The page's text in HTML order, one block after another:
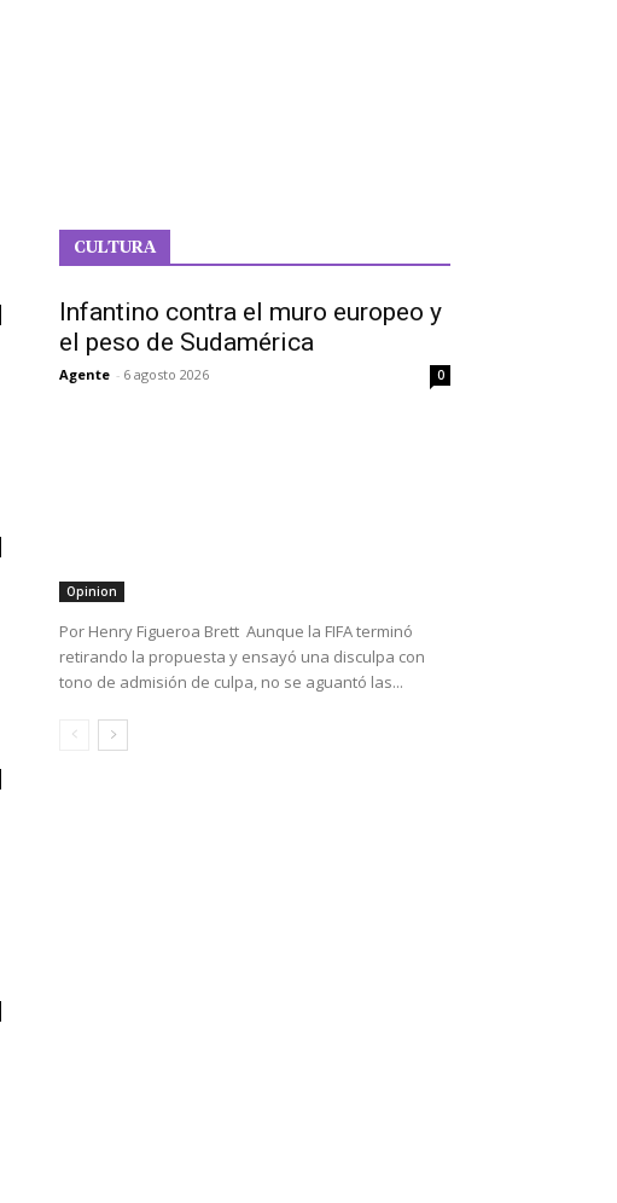
CULTURA
Infantino contra el muro europeo y
el peso de Sudamérica
Agente - 6 agosto 2026 0
Opinion
Por Henry Figueroa Brett Aunque la FIFA terminó
retirando la propuesta y ensayó una disculpa con
tono de admisión de culpa, no se aguantó las...